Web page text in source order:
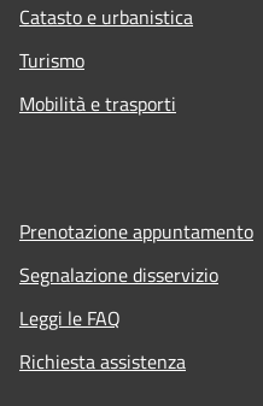
Catasto e urbanistica
Turismo
Mobilità e trasporti
Prenotazione appuntamento
Segnalazione disservizio
Leggi le FAQ
Richiesta assistenza